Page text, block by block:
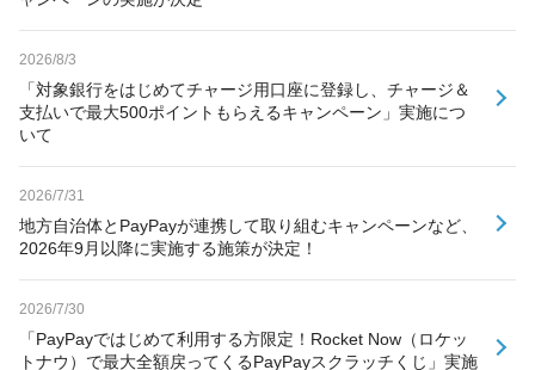
2026/8/3
「対象銀行をはじめてチャージ用口座に登録し、チャージ＆
支払いで最大500ポイントもらえるキャンペーン」実施につ
いて
2026/7/31
地方自治体とPayPayが連携して取り組むキャンペーンなど、
2026年9月以降に実施する施策が決定！
2026/7/30
「PayPayではじめて利用する方限定！Rocket Now（ロケッ
トナウ）で最大全額戻ってくるPayPayスクラッチくじ」実施